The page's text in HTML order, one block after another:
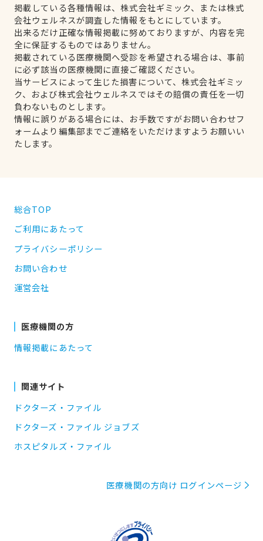
掲載している各種情報は、株式会社ギミック、または株式
会社ウェルネスが調査した情報をもとにしています。
出来るだけ正確な情報掲載に努めておりますが、内容を完
全に保証するものではありません。
掲載されている医療機関へ受診を希望される場合は、事前
に必ず該当の医療機関に直接ご確認ください。
当サービスによって生じた損害について、株式会社ギミッ
ク、および株式会社ウェルネスではその賠償の責任を一切
負わないものとします。
情報に誤りがある場合には、お手数ですがお問い合わせフ
ォームより編集部までご連絡をいただけますようお願いい
たします。
総合TOP
ご利用にあたって
プライバシーポリシー
お問い合わせ
運営会社
医療機関の方
情報掲載にあたって
関連サイト
ドクターズ・ファイル
ドクターズ・ファイル ジョブズ
ホスピタルズ・ファイル
医療機関の方向け ログインページ